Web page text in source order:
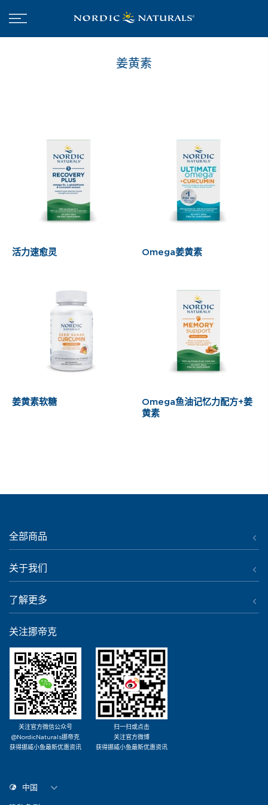
姜黄素
活力速愈灵 Omega姜黄素
姜黄素软糖
Omega鱼油记忆力配方+姜
黄素
全部商品
关于我们
了解更多
关注挪帝克
关注官方微信公众号
@NordicNaturals挪帝克
获得挪威小鱼最新优惠资讯
扫一扫或点击
关注官方微博
获得挪威小鱼最新优惠资讯